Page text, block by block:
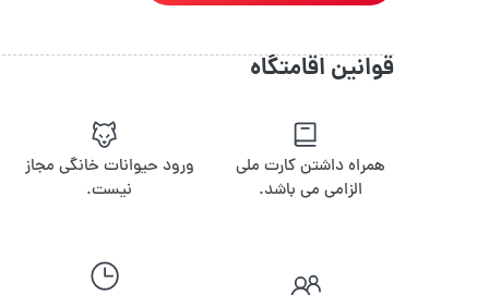
قوانین اقامتگاه
همراه داشتن کارت ملی
الزامی می باشد.
ورود حیوانات خانگی مجاز
نیست.